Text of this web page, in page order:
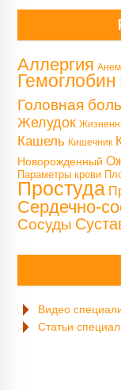
Аллергия
Гемоглобин
Головная боль
Желудок
Кашель Кишечник
Новорожденный
Параметры крови
Простуда
Сердечно-
Сосуды
Видео
Статьи